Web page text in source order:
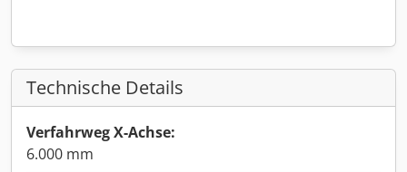
Technische Details
Verfahrweg X-Achse:
6.000 mm